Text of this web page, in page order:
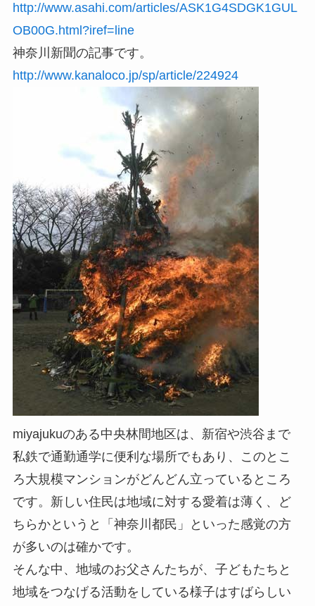
http://www.asahi.com/articles/ASK1G4SDGK1GUL
OB00G.html?iref=line
神奈川新聞の記事です。
http://www.kanaloco.jp/sp/article/224924
miyajukuのある中央林間地区は、新宿や渋谷まで
私鉄で通勤通学に便利な場所でもあり、このとこ
ろ大規模マンションがどんどん立っているところ
です。新しい住民は地域に対する愛着は薄く、ど
ちらかというと「神奈川都民」といった感覚の方
が多いのは確かです。
そんな中、地域のお父さんたちが、子どもたちと
地域をつなげる活動をしている様子はすばらしい